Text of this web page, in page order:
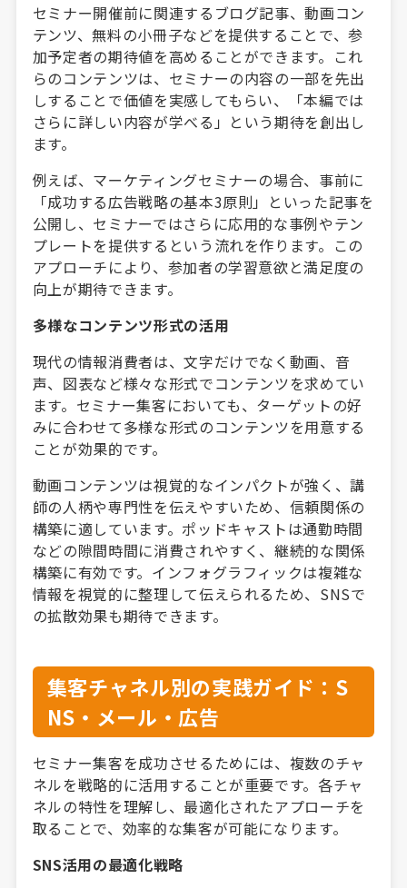
セミナー開催前に関連するブログ記事、動画コン
テンツ、無料の小冊子などを提供することで、参
加予定者の期待値を高めることができます。これ
らのコンテンツは、セミナーの内容の一部を先出
しすることで価値を実感してもらい、「本編では
さらに詳しい内容が学べる」という期待を創出し
ます。
例えば、マーケティングセミナーの場合、事前に
「成功する広告戦略の基本3原則」といった記事を
公開し、セミナーではさらに応用的な事例やテン
プレートを提供するという流れを作ります。この
アプローチにより、参加者の学習意欲と満足度の
向上が期待できます。
多様なコンテンツ形式の活用
現代の情報消費者は、文字だけでなく動画、音
声、図表など様々な形式でコンテンツを求めてい
ます。セミナー集客においても、ターゲットの好
みに合わせて多様な形式のコンテンツを用意する
ことが効果的です。
動画コンテンツは視覚的なインパクトが強く、講
師の人柄や専門性を伝えやすいため、信頼関係の
構築に適しています。ポッドキャストは通勤時間
などの隙間時間に消費されやすく、継続的な関係
構築に有効です。インフォグラフィックは複雑な
情報を視覚的に整理して伝えられるため、SNSで
の拡散効果も期待できます。
集客チャネル別の実践ガイド：S
NS・メール・広告
セミナー集客を成功させるためには、複数のチャ
ネルを戦略的に活用することが重要です。各チャ
ネルの特性を理解し、最適化されたアプローチを
取ることで、効率的な集客が可能になります。
SNS活用の最適化戦略